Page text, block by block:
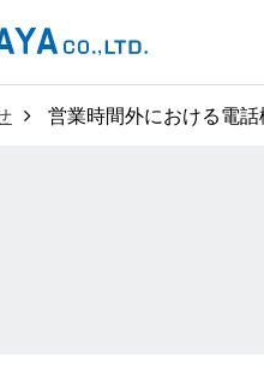
営業時間外における電